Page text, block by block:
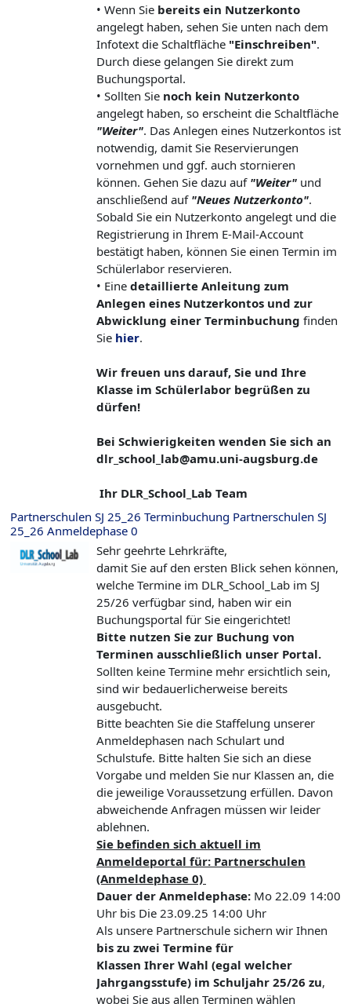
• Wenn Sie bereits ein Nutzerkonto
angelegt haben, sehen Sie unten nach dem
Infotext die Schaltfläche "Einschreiben".
Durch diese gelangen Sie direkt zum
Buchungsportal.
• Sollten Sie noch kein Nutzerkonto
angelegt haben, so erscheint die Schaltfläche
"Weiter". Das Anlegen eines Nutzerkontos ist
notwendig, damit Sie Reservierungen
vornehmen und ggf. auch stornieren
können. Gehen Sie dazu auf "Weiter" und
anschließend auf "Neues Nutzerkonto".
Sobald Sie ein Nutzerkonto angelegt und die
Registrierung in Ihrem E-Mail-Account
bestätigt haben, können Sie einen Termin im
Schülerlabor reservieren.
• Eine detaillierte Anleitung zum
Anlegen eines Nutzerkontos und zur
Abwicklung einer Terminbuchung finden
Sie hier.
Wir freuen uns darauf, Sie und Ihre
Klasse im Schülerlabor begrüßen zu
dürfen!
Bei Schwierigkeiten wenden Sie sich an
dlr_school_lab@amu.uni-augsburg.de
Ihr DLR_School_Lab Team
Partnerschulen SJ 25_26 Terminbuchung Partnerschulen SJ
25_26 Anmeldephase 0
Sehr geehrte Lehrkräfte,
damit Sie auf den ersten Blick sehen können,
welche Termine im DLR_School_Lab im SJ
25/26 verfügbar sind, haben wir ein
Buchungsportal für Sie eingerichtet!
Bitte nutzen Sie zur Buchung von
Terminen ausschließlich unser Portal.
Sollten keine Termine mehr ersichtlich sein,
sind wir bedauerlicherweise bereits
ausgebucht.
Bitte beachten Sie die Staffelung unserer
Anmeldephasen nach Schulart und
Schulstufe. Bitte halten Sie sich an diese
Vorgabe und melden Sie nur Klassen an, die
die jeweilige Voraussetzung erfüllen. Davon
abweichende Anfragen müssen wir leider
ablehnen.
Sie befinden sich aktuell im
Anmeldeportal für: Partnerschulen
(Anmeldephase 0)
Dauer der Anmeldephase: Mo 22.09 14:00
Uhr bis Die 23.09.25 14:00 Uhr
Als unsere Partnerschule sichern wir Ihnen
bis zu zwei Termine für
Klassen Ihrer Wahl (egal welcher
Jahrgangsstufe) im Schuljahr 25/26 zu,
wobei Sie aus allen Terminen wählen